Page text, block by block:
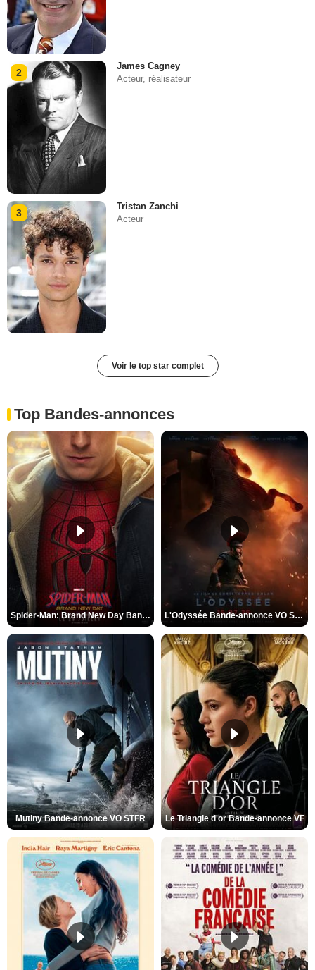
2
James Cagney
Acteur, réalisateur
3
Tristan Zanchi
Acteur
Voir le top star complet
Top Bandes-annonces
Spider-Man: Brand New Day Bande-annonce VO STFR L'Odyssée Bande-annonce VO STFR
Mutiny Bande-annonce VO STFR Le Triangle d'or Bande-annonce VF